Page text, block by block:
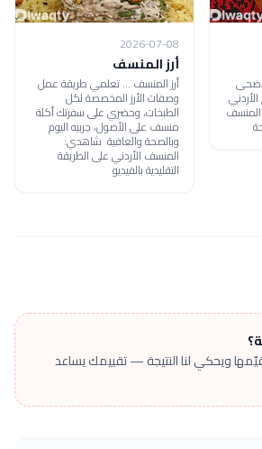
2026-07-08
أرز المنسف
أرز المنسف ... تعلمي طريقة عمل
وصفات الأرز المخصصة لكل
الطبخات، وحضري على سفرتك أكلة
منسف على الأصول، جربيه اليوم
وبالصحة والعافية شاهدي:
المنسف الأردني على الطريقة
التقليدية بالفيديو
ويحكي لنا النتيجة — تقييمك يساعد